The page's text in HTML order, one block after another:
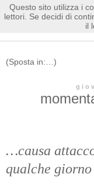
…causa
qualche
Questo sito utilizza i
lettori. Se decidi di
il